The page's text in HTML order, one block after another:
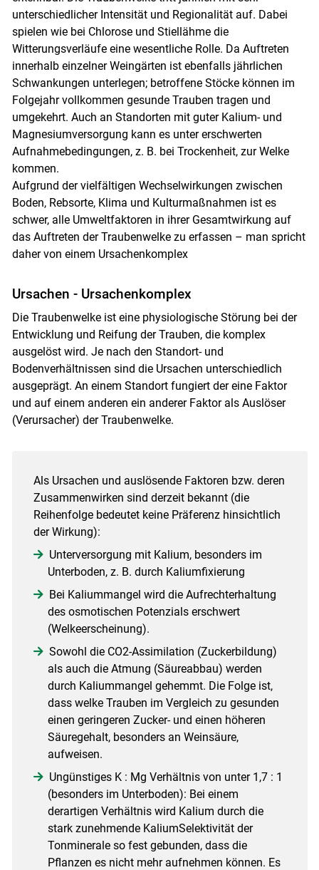
Skip to main content
unterschiedlicher Intensität und Regionalität auf. Dabei
spielen wie bei Chlorose und Stiellähme die
Witterungsverläufe eine wesentliche Rolle. Da Auftreten
innerhalb einzelner Weingärten ist ebenfalls jährlichen
Schwankungen unterlegen; betroffene Stöcke können im
Folgejahr vollkommen gesunde Trauben tragen und
umgekehrt. Auch an Standorten mit guter Kalium- und
Magnesiumversorgung kann es unter erschwerten
Aufnahmebedingungen, z. B. bei Trockenheit, zur Welke
kommen.
Aufgrund der vielfältigen Wechselwirkungen zwischen
Boden, Rebsorte, Klima und Kulturmaßnahmen ist es
schwer, alle Umweltfaktoren in ihrer Gesamtwirkung auf
das Auftreten der Traubenwelke zu erfassen – man spricht
daher von einem Ursachenkomplex
Ursachen - Ursachenkomplex
Die Traubenwelke ist eine physiologische Störung bei der
Entwicklung und Reifung der Trauben, die komplex
ausgelöst wird. Je nach den Standort- und
Bodenverhältnissen sind die Ursachen unterschiedlich
ausgeprägt. An einem Standort fungiert der eine Faktor
und auf einem anderen ein anderer Faktor als Auslöser
(Verursacher) der Traubenwelke.
Als Ursachen und auslösende Faktoren bzw. deren
Zusammenwirken sind derzeit bekannt (die
Reihenfolge bedeutet keine Präferenz hinsichtlich
der Wirkung):
Unterversorgung mit Kalium, besonders im
Unterboden, z. B. durch Kaliumfixierung
Bei Kaliummangel wird die Aufrechterhaltung
des osmotischen Potenzials erschwert
(Welkeerscheinung).
Sowohl die CO2-Assimilation (Zuckerbildung)
als auch die Atmung (Säureabbau) werden
durch Kaliummangel gehemmt. Die Folge ist,
dass welke Trauben im Vergleich zu gesunden
einen geringeren Zucker- und einen höheren
Säuregehalt, besonders an Weinsäure,
aufweisen.
Ungünstiges K : Mg Verhältnis von unter 1,7 : 1
(besonders im Unterboden): Bei einem
derartigen Verhältnis wird Kalium durch die
stark zunehmende KaliumSelektivität der
Tonminerale so fest gebunden, dass die
Pflanzen es nicht mehr aufnehmen können. Es